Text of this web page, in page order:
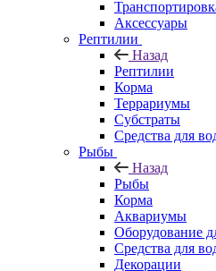
Аксессуары
Рептилии
Назад
Рептилии
Корма
Террариумы
Субстраты
Средства для
Рыбы
Назад
Рыбы
Корма
Аквариумы
Оборудование
Средства для
Декорации